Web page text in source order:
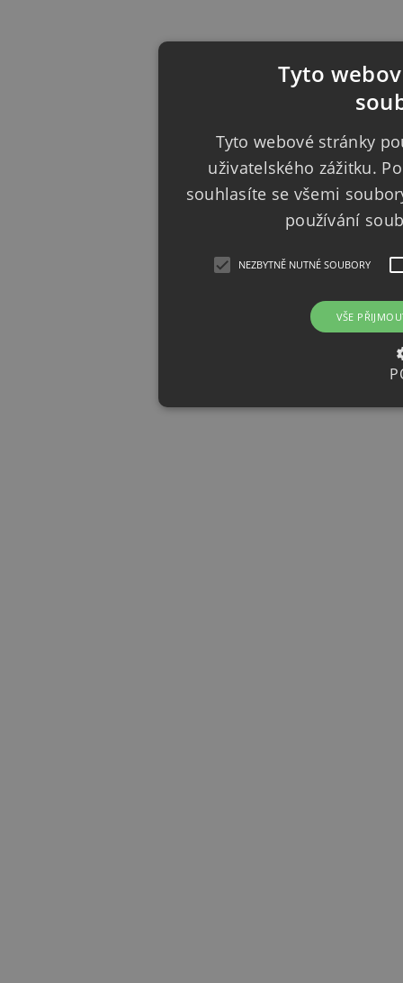
Tyto
Tyto webové stránky
uživatelského zážitku.
souhlasíte se všemi
používání
NEZBYTNĚ NUTNÉ SOUBORY
VŠE